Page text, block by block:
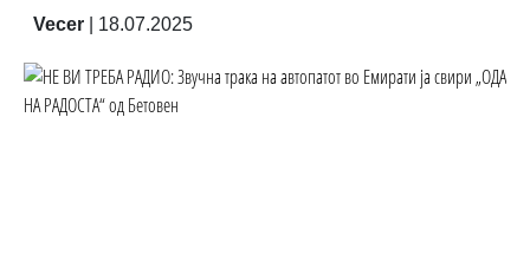
Vecer 18.07.2025